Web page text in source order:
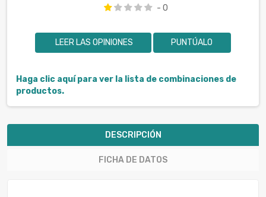
- 0
LEER LAS OPINIONES PUNTÚALO
Haga clic aquí para ver la lista de combinaciones de
productos.
DESCRIPCIÓN
FICHA DE DATOS